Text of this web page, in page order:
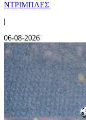
ΝΤΡΙΜΠΛΕΣ
|
06-08-2026